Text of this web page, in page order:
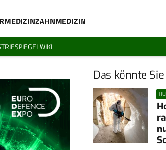
ZAHNMEDIZIN
WIKI
Das könnte